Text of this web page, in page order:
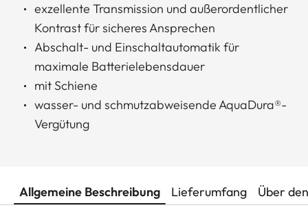
exzellente Transmission und außerordentlicher
Kontrast für sicheres Ansprechen
Abschalt- und Einschaltautomatik für
maximale Batterielebensdauer
mit Schiene
wasser- und schmutzabweisende AquaDura®-
Vergütung
Allgemeine Beschreibung Lieferumfang Über